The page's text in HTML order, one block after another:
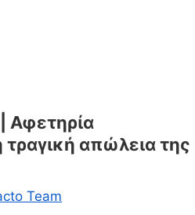
Αφετηρία
απώλεια της
Team